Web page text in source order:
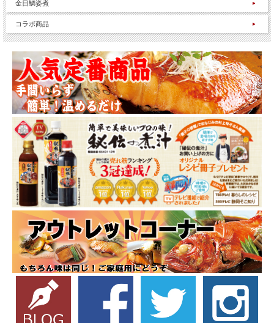
金目鯛姿煮
コラボ商品